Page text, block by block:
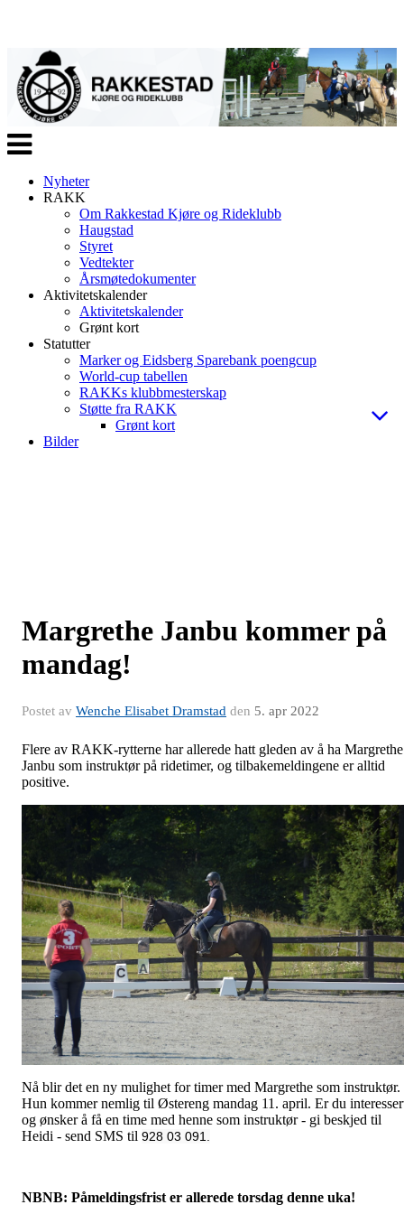
Veksle
navigasjon
Nyheter
RAKK
Om Rakkestad Kjøre og Rideklubb
Haugstad
Styret
Vedtekter
Årsmøtedokumenter
Aktivitetskalender
Aktivitetskalender
Grønt kort
Statutter
Marker og Eidsberg Sparebank poengcup
World-cup tabellen
RAKKs klubbmesterskap
Støtte fra RAKK
Grønt kort
Bilder
Margrethe Janbu kommer på
mandag!
Postet av Wenche Elisabet Dramstad den 5. apr 2022
Flere av RAKK-rytterne har allerede hatt gleden av å ha Margrethe
Janbu som instruktør på ridetimer, og tilbakemeldingene er alltid
positive.
Nå blir det en ny mulighet for timer med Margrethe som instruktør.
Hun kommer nemlig til Østereng mandag 11. april. Er du
og ønsker å få en time med henne som instruktør - gi beskjed til
Heidi - send SMS til 928 03 091.
NBNB: Påmeldingsfrist er allerede torsdag denne uka!